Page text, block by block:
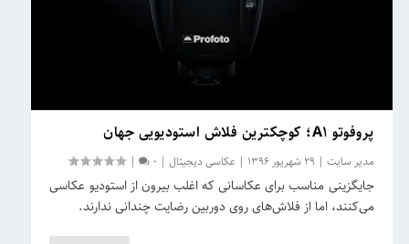
پروفوتو A۱؛ کوچکترین فلاش استودیویی جهان
مدیر سایت |29 شهریور 1396 |عکاسی دیجیتال |
0
|
جایگزینی مناسب برای عکاسانی که اغلب بیرون از استودیو عکاسی
می‌کنند، اما از فلاش‌های روی‌ دوربین رضایت چندانی ندارند.